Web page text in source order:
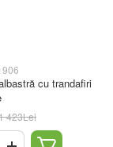
cu trandafiri
423Lei